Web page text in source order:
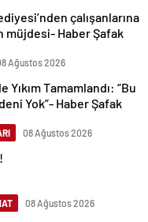
çalışanlarına
müjdesi- Haber Şafak
Ağustos 2026
Yıkım Tamamlandı: “Bu
Yok”- Haber Şafak
08 Ağustos 2026
08 Ağustos 2026